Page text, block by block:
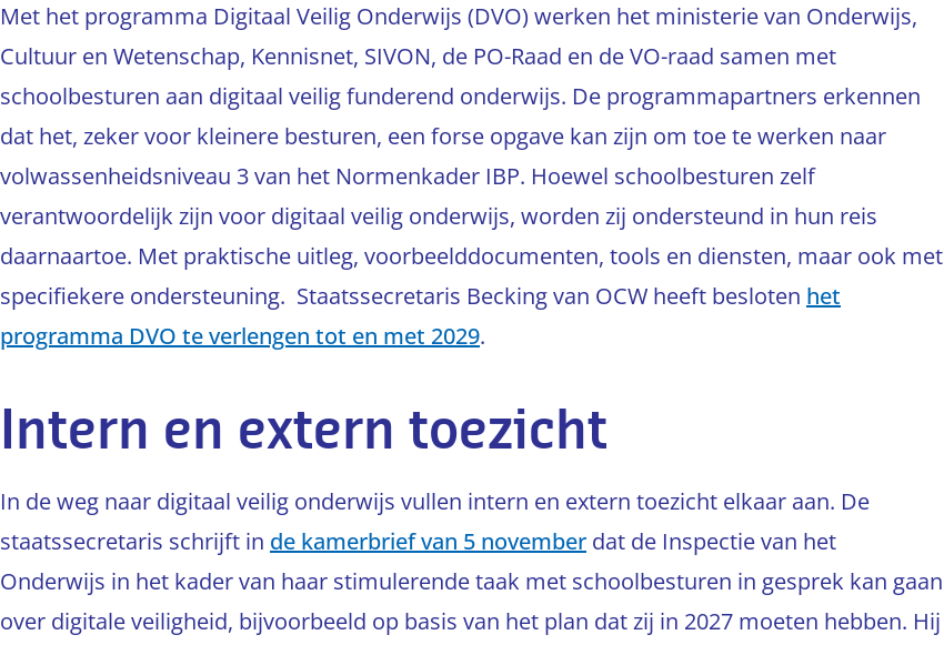
Met het programma Digitaal Veilig Onderwijs (DVO) werken het ministerie van Onderwijs,
Cultuur en Wetenschap, Kennisnet, SIVON, de PO-Raad en de VO-raad samen met
schoolbesturen aan digitaal veilig funderend onderwijs. De programmapartners erkennen
dat het, zeker voor kleinere besturen, een forse opgave kan zijn om toe te werken naar
volwassenheidsniveau 3 van het Normenkader IBP. Hoewel schoolbesturen zelf
verantwoordelijk zijn voor digitaal veilig onderwijs, worden zij ondersteund in hun reis
daarnaartoe. Met praktische uitleg, voorbeelddocumenten, tools en diensten, maar ook met
specifiekere ondersteuning. Staatssecretaris Becking van OCW heeft besloten het
programma DVO te verlengen tot en met 2029.
Intern en extern toezicht
In de weg naar digitaal veilig onderwijs vullen intern en extern toezicht elkaar aan. De
staatssecretaris schrijft in de kamerbrief van 5 november dat de Inspectie van het
Onderwijs in het kader van haar stimulerende taak met schoolbesturen in gesprek kan gaan
over digitale veiligheid, bijvoorbeeld op basis van het plan dat zij in 2027 moeten hebben. Hij